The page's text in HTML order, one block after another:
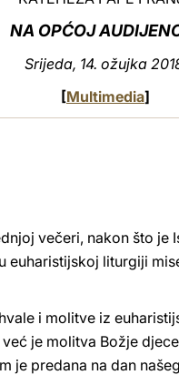
NA OPĆOJ
Srijeda, 14. ožujka
[Multimedia]
večeri, nakon što je
euharistijskoj liturgiji
i molitve iz
je molitva Božje
je predana na dan